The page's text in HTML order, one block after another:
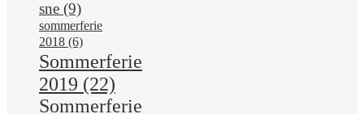
sne (9)
sommerferie
2018 (6)
Sommerferie
2019 (22)
Sommerferie